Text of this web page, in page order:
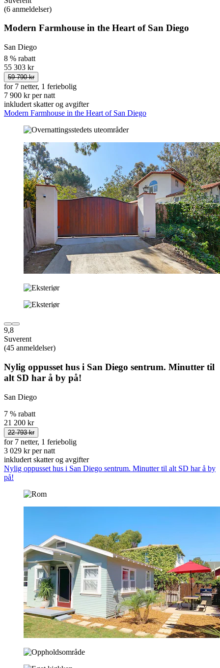
(6 anmeldelser)
Modern Farmhouse in the Heart of San Diego
San Diego
8 % rabatt
55 303 kr
59 790 kr
for 7 netter, 1 feriebolig
7 900 kr per natt
inkludert skatter og avgifter
Modern Farmhouse in the Heart of San Diego
9,8
Suverent
(45 anmeldelser)
Nylig oppusset hus i San Diego sentrum. Minutter til
alt SD har å by på!
San Diego
7 % rabatt
21 200 kr
22 793 kr
for 7 netter, 1 feriebolig
3 029 kr per natt
inkludert skatter og avgifter
Nylig oppusset hus i San Diego sentrum. Minutter til alt SD har å by
på!